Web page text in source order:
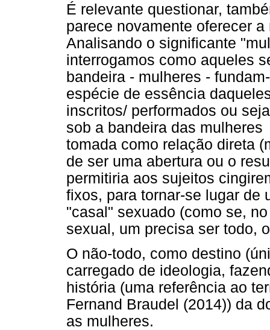
É relevante questionar,
parece novamente oferecer
Analisando o significante
interrogamos como aqueles
bandeira - mulheres -
espécie de essência
inscritos/ performados ou
sob a bandeira das mulheres
tomada como relação direta
de ser uma abertura ou o
permitiria aos sujeitos
fixos, para tornar-se lugar de
"casal" sexuado (como se,
sexual, um precisa ser todo,
O não-todo, como destino
carregado de ideologia,
história (uma referência ao
Fernand Braudel (2014)) da
as mulheres.